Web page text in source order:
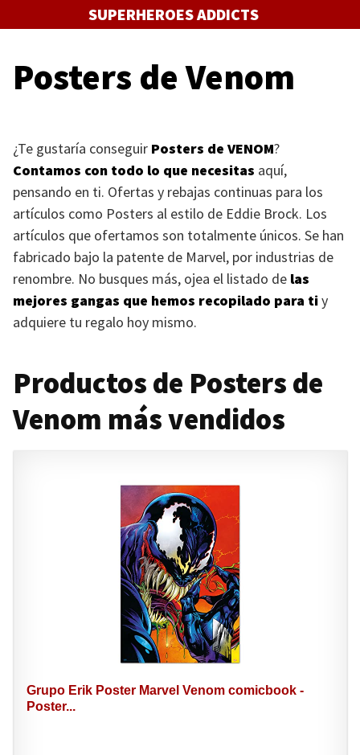
al
SUPERHEROES ADDICTS
Posters de Venom
¿Te gustaría conseguir Posters de VENOM?
Contamos con todo lo que necesitas aquí,
pensando en ti. Ofertas y rebajas continuas para los
artículos como Posters al estilo de Eddie Brock. Los
artículos que ofertamos son totalmente únicos. Se han
fabricado bajo la patente de Marvel, por industrias de
renombre. No busques más, ojea el listado de las
mejores gangas que hemos recopilado para tiy
adquiere tu regalo hoy mismo.
Productos de Posters de
Venom más vendidos
Grupo Erik Poster Marvel Venom comicbook -
Poster...